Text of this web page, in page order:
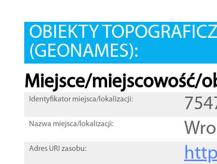
OBIEKTY
(GEONAMES):
Miejsce/miejscowość/
Identyfikator miejsca/lokalizacji:
Nazwa miejsca/lokalizacji:
Adres URI zasobu: